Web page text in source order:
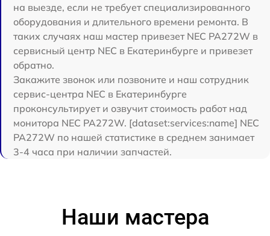
на выезде, если не требует специализированного
оборудования и длительного времени ремонта. В
таких случаях наш мастер привезет NEC PA272W в
сервисный центр NEC в Екатеринбурге и привезет
обратно.
Закажите звонок или позвоните и наш сотрудник
сервис-центра NEC в Екатеринбурге
проконсультирует и озвучит стоимость работ над
монитора NEC PA272W. [dataset:services:name] NEC
PA272W по нашей статистике в среднем занимает
3-4 часа при наличии запчастей.
Наши мастера